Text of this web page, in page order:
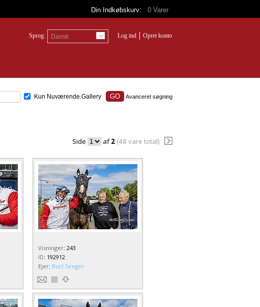
Din Indkøbskurv: 0 Varer
Dansk
Sprog: Log ind Opret konto
Kun Nuværende Gallery Avanceret søgning
Side af2 (48 vare total)
Visninger: 243
ID: 192912
Ejer: Burt Seeger